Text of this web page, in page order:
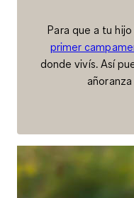
Para que a tu hijo
primer
donde vivís. Así